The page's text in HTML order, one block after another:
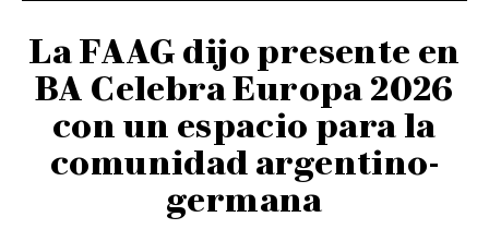
La FAAG dijo presente en
BA Celebra Europa 2026
con un espacio para la
comunidad argentino-
germana